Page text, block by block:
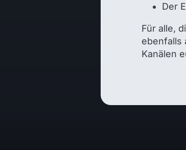
Der
Für alle,
ebenfalls
Kanälen